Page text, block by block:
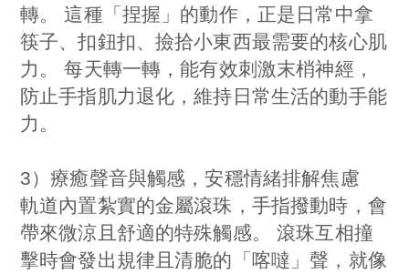
轉。 這種「捏握」的動作，正是日常中拿
筷子、扣鈕扣、撿拾小東西最需要的核心肌
力。 每天轉一轉，能有效刺激末梢神經，
防止手指肌力退化，維持日常生活的動手能
力。
3）療癒聲音與觸感，安穩情緒排解焦慮
軌道內置紮實的金屬滾珠，手指撥動時，會
帶來微涼且舒適的特殊觸感。 滾珠互相撞
擊時會發出規律且清脆的「喀噠」聲，就像